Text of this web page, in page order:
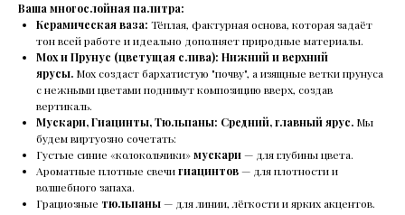
Ваша многослойная палитра:
Керамическая ваза: Тёплая, фактурная основа, которая задаёт
тон всей работе и идеально дополняет природные материалы.
Мох и Прунус (цветущая слива): Нижний и верхний
ярусы. Мох создаст бархатистую "почву", а изящные ветки прунуса
с нежными цветами поднимут композицию вверх, создав
вертикаль.
Мускари, Гиацинты, Тюльпаны: Средний, главный ярус. Мы
будем виртуозно сочетать:
Густые синие «колокольчики»мускари— для глубины цвета.
Ароматные плотные свечигиацинтов— для плотности и
волшебного запаха.
Грациозные тюльпаны— для линии, лёгкости и ярких акцентов.